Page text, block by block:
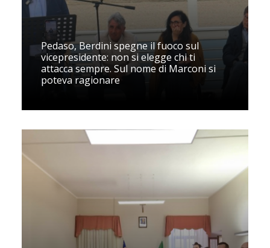
Pedaso, Berdini spegne il fuoco sul
vicepresidente: non si elegge chi ti
attacca sempre. Sul nome di Marconi si
poteva ragionare